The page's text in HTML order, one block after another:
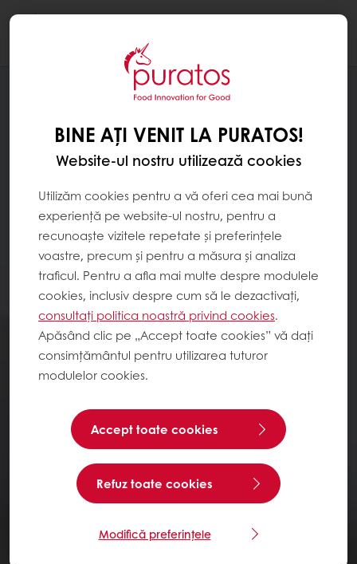
BINE AȚI VENIT LA PURATOS!
Website-ul nostru utilizează cookies
Utilizăm cookies pentru a vă oferi cea mai bună
experiență pe website-ul nostru, pentru a
recunoaște vizitele repetate și preferințele
voastre, precum și pentru a măsura și analiza
traficul. Pentru a afla mai multe despre modulele
cookies, inclusiv despre cum să le dezactivați,
consultați politica noastră privind cookies.
Apăsând clic pe „Accept toate cookies” vă dați
consimțământul pentru utilizarea tuturor
modulelor cookies.
Accept toate cookies
Refuz toate cookies
Modifică preferințele